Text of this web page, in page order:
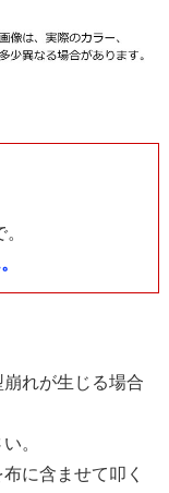
れが生じる場合
。
に含ませて叩く